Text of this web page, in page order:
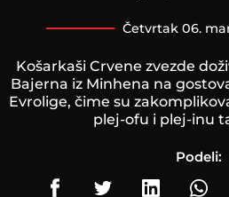
četvrtak 06.
Košarkaši Crvene zvezde
Bajerna iz Minhena na
Evrolige, čime su
plej-ofu i plej-inu
Podeli: